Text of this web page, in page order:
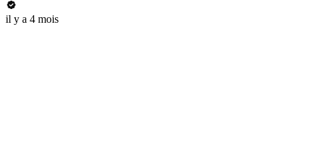
il y a 4 mois